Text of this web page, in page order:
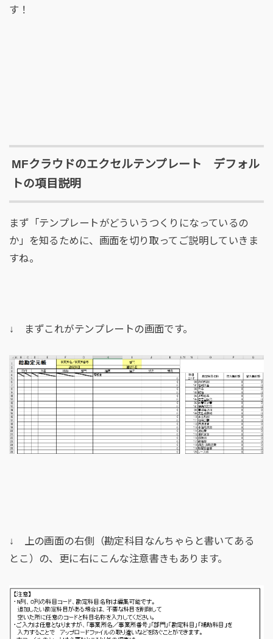
す！
MFクラウドのエクセルテンプレート デフォル
トの項目説明
まず「テンプレートがどういうつくりになっているの
か」を知るために、画面を切り取ってご説明していきま
すね。
↓ まずこれがテンプレートの画面です。
↓ 上の画面の右側（勘定科目なんちゃらと書いてある
とこ）の、更に右にこんな注意書きもあります。